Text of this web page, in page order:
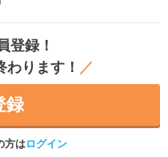
登録！
わります！ ／
録
方はログイン